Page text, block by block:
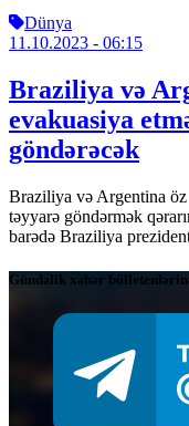
Dünya
11.10.2023 - 06:15
Braziliya və
evakuasiya
göndərəcək
Braziliya və Argentina öz
təyyarə göndərmək
barədə Braziliya
Gündəlik xəbər